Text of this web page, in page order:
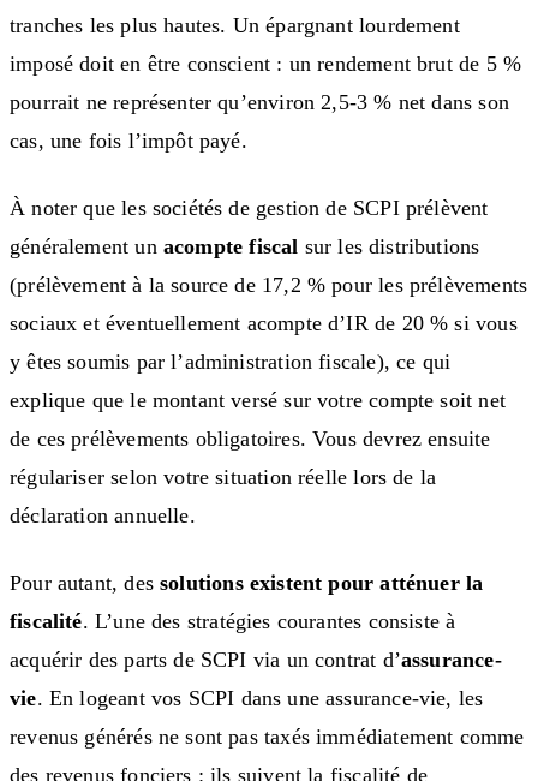
tranches les plus hautes. Un épargnant lourdement
imposé doit en être conscient : un rendement brut de 5 %
pourrait ne représenter qu’environ 2,5-3 % net dans son
cas, une fois l’impôt payé.
À noter que les sociétés de gestion de SCPI prélèvent
généralement un acompte fiscal sur les distributions
(prélèvement à la source de 17,2 % pour les prélèvements
sociaux et éventuellement acompte d’IR de 20 % si vous
y êtes soumis par l’administration fiscale), ce qui
explique que le montant versé sur votre compte soit net
de ces prélèvements obligatoires. Vous devrez ensuite
régulariser selon votre situation réelle lors de la
déclaration annuelle.
Pour autant, dessolutions existent pour atténuer la
fiscalité. L’une des stratégies courantes consiste à
acquérir des parts de SCPI via un contrat d’assurance-
vie. En logeant vos SCPI dans une assurance-vie, les
revenus générés ne sont pas taxés immédiatement comme
des revenus fonciers : ils suivent la fiscalité de